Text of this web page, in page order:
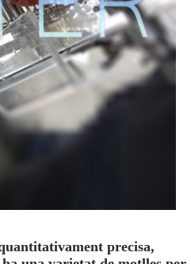
precisa,